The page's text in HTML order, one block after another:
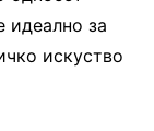
идеално за
искуство